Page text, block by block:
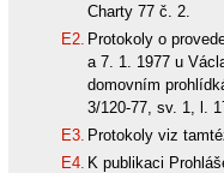
Charty 77 č. 2.
E2. Protokoly o
a 7. 1. 1977 u
domovním
3/120-77, sv. 1, l.
E3. Protokoly viz
E4. K publikaci